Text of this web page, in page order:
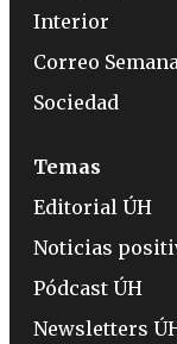
Interior
Correo
Sociedad
Temas
Editorial ÚH
Noticias
Pódcast ÚH
Newsletters